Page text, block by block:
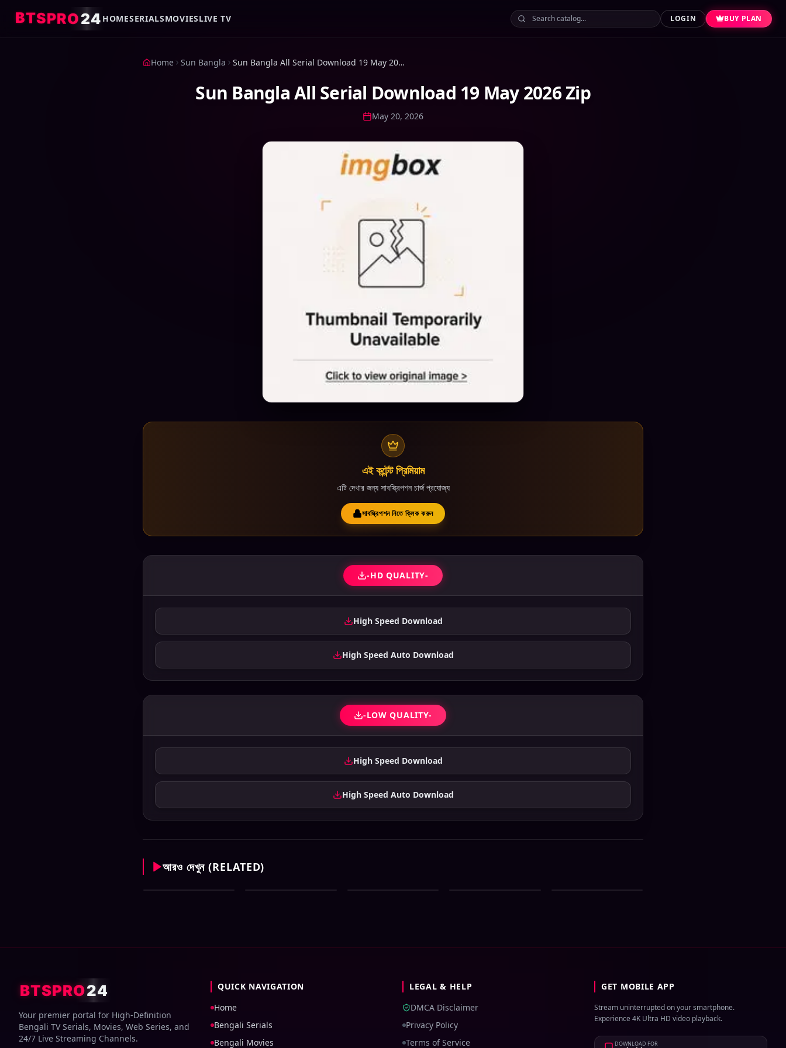
BTSPRO24 HOMESERIALSMOVIESLIVE TV LOGIN BUY PLAN
Home Sun Bangla Sun Bangla All Serial Download 19 May 2026 Zip
Sun Bangla All Serial Download 19 May 2026 Zip
May 20, 2026
এই কন্টেন্ট প্রিমিয়াম
এটি দেখার জন্য সাবস্ক্রিপশন চার্জ প্রযোজ্য
সাবস্ক্রিপশন নিতে ক্লিক করুন
-HD QUALITY-
High Speed Download
High Speed Auto Download
-LOW QUALITY-
High Speed Download
High Speed Auto Download
আরও দেখুন (RELATED)
Sun Bangla All
August 2026 Zip
Sun Bangla All
August 2026 Zip
August 2026 Zip
August 2026 Zip
August 2026 Zip
BTSPRO24
Your premier portal for High-Definition
Bengali TV Serials, Movies, Web Series, and
24/7 Live Streaming Channels.
QUICK NAVIGATION
Home
Bengali Serials
Bengali Movies
LEGAL & HELP
DMCA Disclaimer
Privacy Policy
Terms of Service
GET MOBILE APP
Stream uninterrupted on your smartphone.
Experience 4K Ultra HD video playback.
DOWNLOAD FOR